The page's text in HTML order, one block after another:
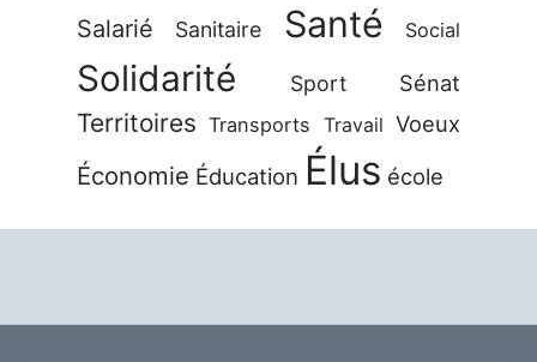
Salarié Sanitaire Santé Social
Solidarité Sport Sénat
Territoires Transports Travail Voeux
Économie Éducation Élus école